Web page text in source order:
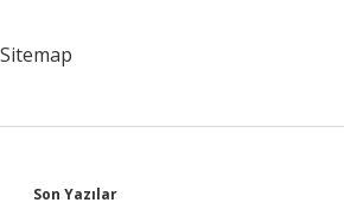
Sitemap
Son Yazılar